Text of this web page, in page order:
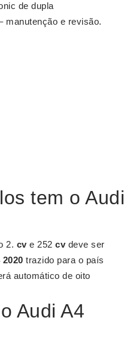
de dupla
manutenção e revisão.
tem o Audi
2. cv e 252 cv deve ser
trazido para o país
automático de oito
Audi A4